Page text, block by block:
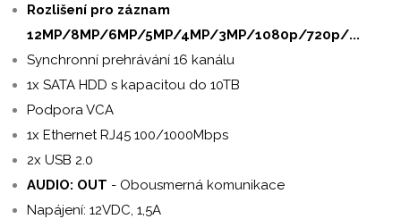
Rozlišení pro záznam
12MP/8MP/6MP/5MP/4MP/3MP/1080p/720p/...
Synchronní prehrávání 16 kanálu
1x SATA HDD s kapacitou do 10TB
Podpora VCA
1x Ethernet RJ45 100/1000Mbps
2x USB 2.0
AUDIO: OUT - Obousmerná komunikace
Napájení: 12VDC, 1,5A